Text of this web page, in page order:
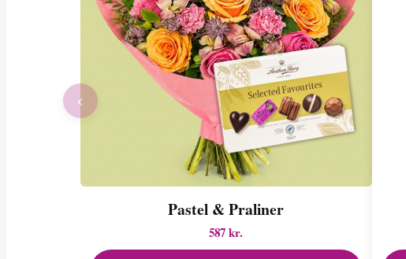
Pastel & Praliner
587 kr.
‹